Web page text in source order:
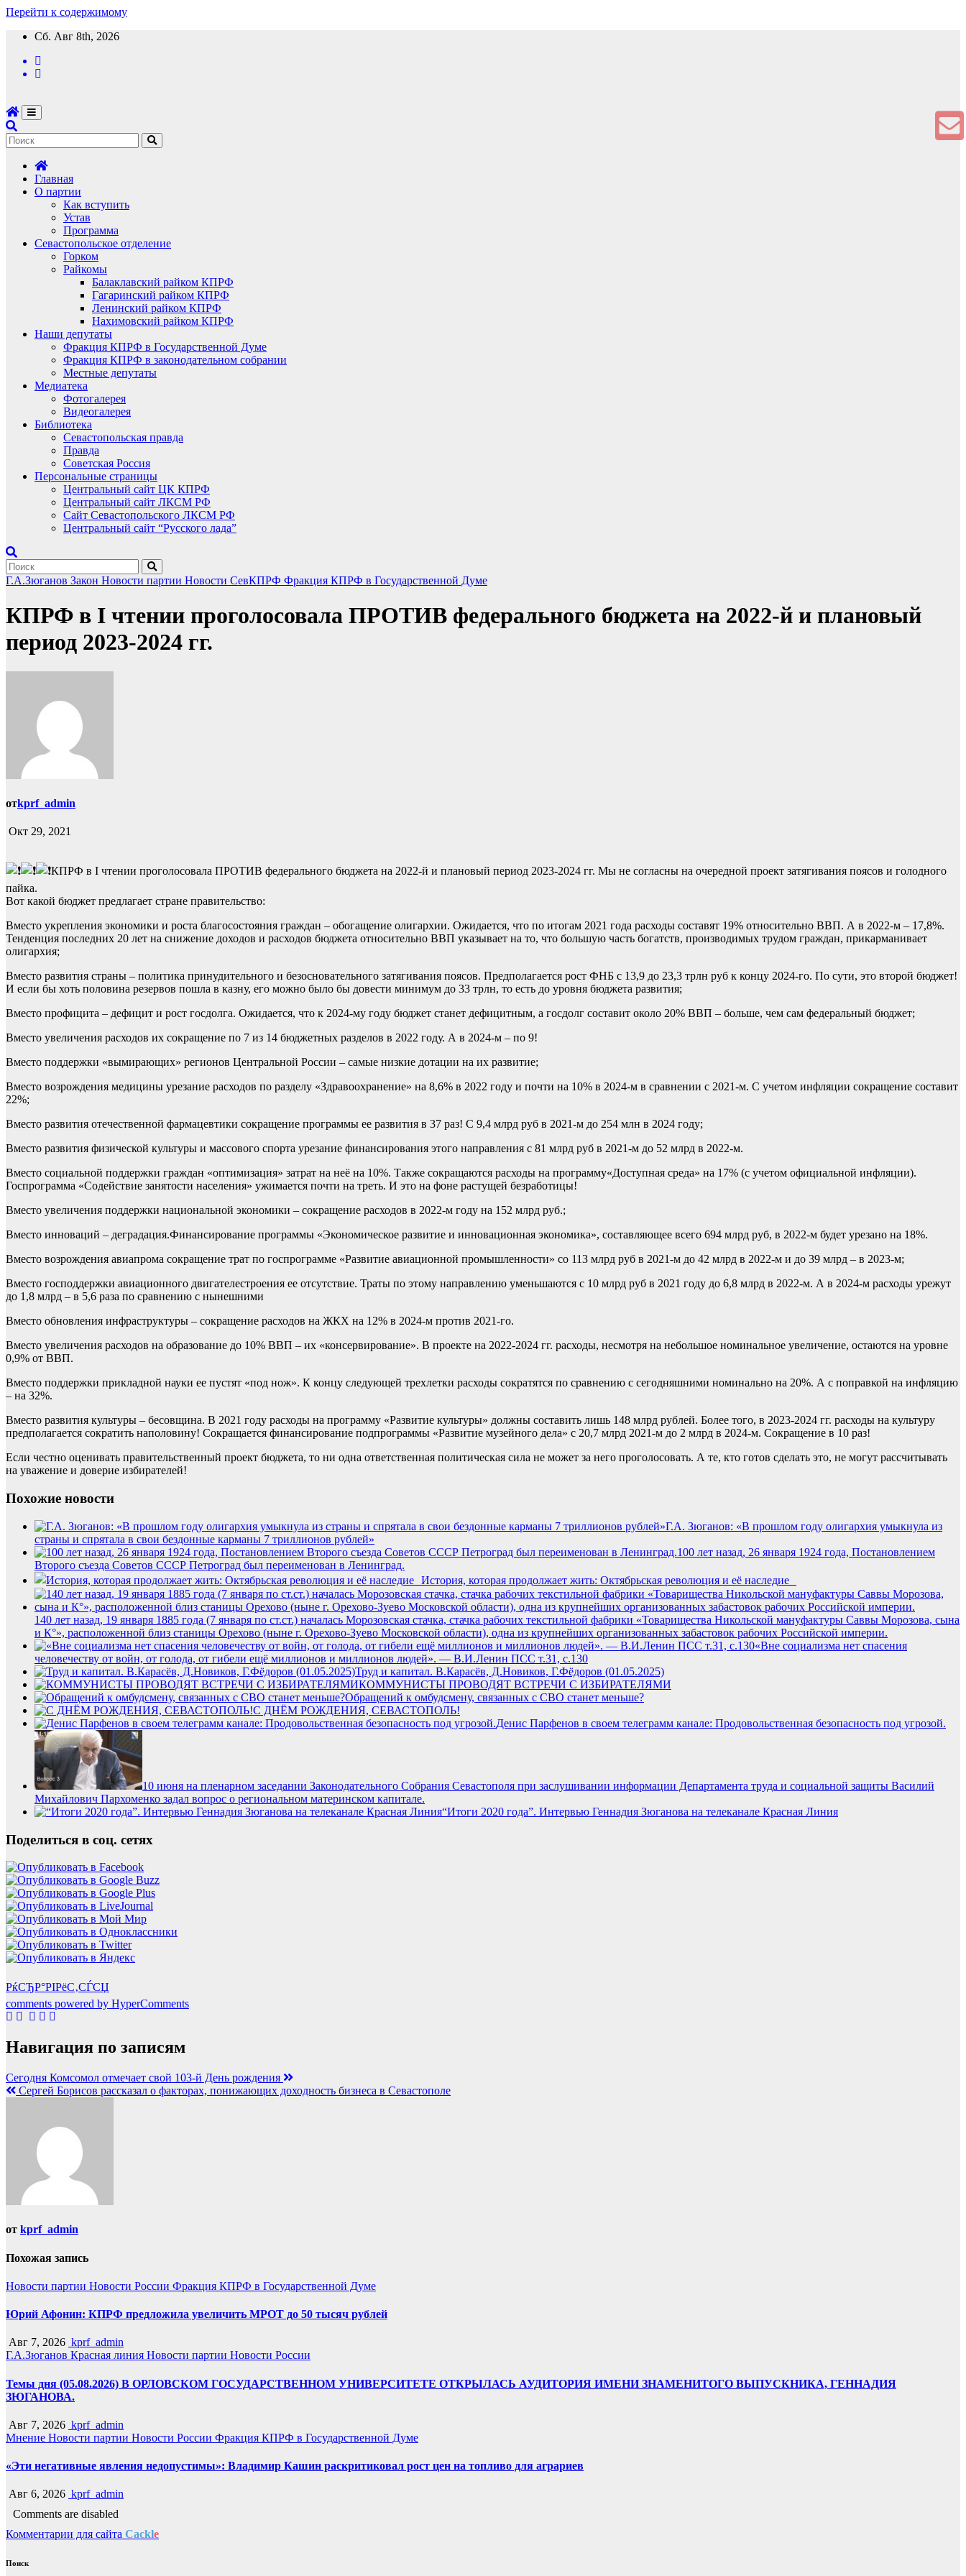
Перейти к содержимому
Сб. Авг 8th, 2026
Главная
О партии
Как вступить
Устав
Программа
Севастопольское отделение
Горком
Райкомы
Балаклавский райком КПРФ
Гагаринский райком КПРФ
Ленинский райком КПРФ
Нахимовский райком КПРФ
Наши депутаты
Фракция КПРФ в Государственной Думе
Фракция КПРФ в законодательном собрании
Местные депутаты
Медиатека
Фотогалерея
Видеогалерея
Библиотека
Севастопольская правда
Правда
Советская Россия
Персональные страницы
Центральный сайт ЦК КПРФ
Центральный сайт ЛКСМ РФ
Сайт Севастопольского ЛКСМ РФ
Центральный сайт “Русского лада”
Г.А.Зюганов Закон Новости партии Новости СевКПРФ Фракция КПРФ в Государственной Думе
КПРФ в I чтении проголосовала ПРОТИВ федерального бюджета на 2022-й и плановый
период 2023-2024 гг.
отkprf_admin
Окт 29, 2021
КПРФ в I чтении проголосовала ПРОТИВ федерального бюджета на 2022-й и плановый период 2023-2024 гг. Мы не согласны на очередной проект затягивания поясов и голодного
пайка.
Вот какой бюджет предлагает стране правительство:
Вместо укрепления экономики и роста благосостояния граждан – обогащение олигархии. Ожидается, что по итогам 2021 года расходы составят 19% относительно ВВП. А в 2022-м – 17,8%.
Тенденция последних 20 лет на снижение доходов и расходов бюджета относительно ВВП указывает на то, что большую часть богатств, производимых трудом граждан, прикарманивает
олигархия;
Вместо развития страны – политика принудительного и безосновательного затягивания поясов. Предполагается рост ФНБ с 13,9 до 23,3 трлн руб к концу 2024-го. По сути, это второй бюджет!
И если бы хоть половина резервов пошла в казну, его можно было бы довести минимум до 33 трлн, то есть до уровня бюджета развития;
Вместо профицита – дефицит и рост госдолга. Ожидается, что к 2024-му году бюджет станет дефицитным, а госдолг составит около 20% ВВП – больше, чем сам федеральный бюджет;
Вместо увеличения расходов их сокращение по 7 из 14 бюджетных разделов в 2022 году. А в 2024-м – по 9!
Вместо поддержки «вымирающих» регионов Центральной России – самые низкие дотации на их развитие;
Вместо возрождения медицины урезание расходов по разделу «Здравоохранение» на 8,6% в 2022 году и почти на 10% в 2024-м в сравнении с 2021-м. С учетом инфляции сокращение составит
22%;
Вместо развития отечественной фармацевтики сокращение программы ее развития в 37 раз! С 9,4 млрд руб в 2021-м до 254 млн в 2024 году;
Вместо развития физической культуры и массового спорта урезание финансирования этого направления с 81 млрд руб в 2021-м до 52 млрд в 2022-м.
Вместо социальной поддержки граждан «оптимизация» затрат на неё на 10%. Также сокращаются расходы на программу«Доступная среда» на 17% (с учетом официальной инфляции).
Госпрограмма «Содействие занятости населения» ужимается почти на треть. И это на фоне растущей безработицы!
Вместо увеличения поддержки национальной экономики – сокращение расходов в 2022-м году на 152 млрд руб.;
Вместо инноваций – деградация.Финансирование программы «Экономическое развитие и инновационная экономика», составляющее всего 694 млрд руб, в 2022-м будет урезано на 18%.
Вместо возрождения авиапрома сокращение трат по госпрограмме «Развитие авиационной промышленности» со 113 млрд руб в 2021-м до 42 млрд в 2022-м и до 39 млрд – в 2023-м;
Вместо господдержки авиационного двигателестроения ее отсутствие. Траты по этому направлению уменьшаются с 10 млрд руб в 2021 году до 6,8 млрд в 2022-м. А в 2024-м расходы урежут
до 1,8 млрд – в 5,6 раза по сравнению с нынешними
Вместо обновления инфраструктуры – сокращение расходов на ЖКХ на 12% в 2024-м против 2021-го.
Вместо увеличения расходов на образование до 10% ВВП – их «консервирование». В проекте на 2022-2024 гг. расходы, несмотря на небольшое номинальное увеличение, остаются на уровне
0,9% от ВВП.
Вместо поддержки прикладной науки ее пустят «под нож». К концу следующей трехлетки расходы сократятся по сравнению с сегодняшними номинально на 20%. А с поправкой на инфляцию
– на 32%.
Вместо развития культуры – бесовщина. В 2021 году расходы на программу «Развитие культуры» должны составить лишь 148 млрд рублей. Более того, в 2023-2024 гг. расходы на культуру
предполагается сократить наполовину! Сокращается финансирование подпрограммы «Развитие музейного дела» с 20,7 млрд 2021-м до 2 млрд в 2024-м. Сокращение в 10 раз!
Если честно оценивать правительственный проект бюджета, то ни одна ответственная политическая сила не может за него проголосовать. А те, кто готов сделать это, не могут рассчитывать
на уважение и доверие избирателей!
Похожие новости
Г.А. Зюганов: «В прошлом году олигархия умыкнула из
страны и спрятала в свои бездонные карманы 7 триллионов рублей»
100 лет назад, 26 января 1924 года, Постановлением
Второго съезда Советов СССР Петроград был переименован в Ленинград.
История, которая продолжает жить: Октябрьская революция и её наследие
140 лет назад, 19 января 1885 года (7 января по ст.ст.) началась Морозовская стачка, стачка рабочих текстильной фабрики «Товарищества Никольской мануфактуры Саввы Морозова, сына
и К°», расположенной близ станицы Орехово (ныне г. Орехово-Зуево Московской области), одна из крупнейших организованных забастовок рабочих Российской империи.
«Вне социализма нет спасения
человечеству от войн, от голода, от гибели ещё миллионов и миллионов людей». — В.И.Ленин ПСС т.31, с.130
Труд и капитал. В.Карасёв, Д.Новиков, Г.Фёдоров (01.05.2025)
КОММУНИСТЫ ПРОВОДЯТ ВСТРЕЧИ С ИЗБИРАТЕЛЯМИ
Обращений к омбудсмену, связанных с СВО станет меньше?
С ДНЁМ РОЖДЕНИЯ, СЕВАСТОПОЛЬ!
Денис Парфенов в своем телеграмм канале: Продовольственная безопасность под угрозой.
10 июня на пленарном заседании Законодательного Собрания Севастополя при заслушивании информации Департамента труда и социальной защиты Василий
Михайлович Пархоменко задал вопрос о региональном материнском капитале.
“Итоги 2020 года”. Интервью Геннадия Зюганова на телеканале Красная Линия
Поделиться в соц. сетях
РќСЂР°РІРёС‚СЃСЏ
comments powered by HyperComments
Навигация по записям
Сегодня Комсомол отмечает свой 103-й День рождения
Сергей Борисов рассказал о факторах, понижающих доходность бизнеса в Севастополе
от kprf_admin
Похожая запись
Новости партии Новости России Фракция КПРФ в Государственной Думе
Юрий Афонин: КПРФ предложила увеличить МРОТ до 50 тысяч рублей
Авг 7, 2026 kprf_admin
Г.А.Зюганов Красная линия Новости партии Новости России
Темы дня (05.08.2026) В ОРЛОВСКОМ ГОСУДАРСТВЕННОМ УНИВЕРСИТЕТЕ ОТКРЫЛАСЬ АУДИТОРИЯ ИМЕНИ ЗНАМЕНИТОГО ВЫПУСКНИКА, ГЕННАДИЯ
ЗЮГАНОВА.
Авг 7, 2026 kprf_admin
Мнение Новости партии Новости России Фракция КПРФ в Государственной Думе
«Эти негативные явления недопустимы»: Владимир Кашин раскритиковал рост цен на топливо для аграриев
Авг 6, 2026 kprf_admin
Comments are disabled
Комментарии для сайта Cackle
Поиск